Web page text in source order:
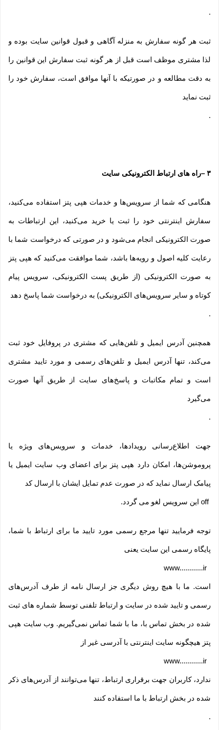
.
ثبت هر گونه سفارش به منزله آگاهی و قبول قوانین سایت بوده و
لذا مشتری موظف است قبل از هر گونه ثبت سفارش این قوانین را
به دقت مطالعه و در صورتیکه با آنها موافق است، سفارش خود را
ثبت نماید
.
۳ –راه های ارتباط الکترونیکی سایت
هنگامی که شما از سرویس‌‏ها و خدمات هپی پتز استفاده می‏‌کنید،
سفارش اینترنتی خود را ثبت یا خرید می‏‌کنید، این ارتباطات به
صورت الکترونیکی انجام می‏‌شود و در صورتی که درخواست شما با
رعایت کلیه اصول و رویه‏‌ها باشد، شما موافقت می‌‏کنید که هپی پتز
به صورت الکترونیکی (از طریق پست الکترونیکی، سرویس پیام
کوتاه و سایر سرویس‌های الکترونیکی) به درخواست شما پاسخ دهد
.
همچنین آدرس ایمیل و تلفن‌هایی که مشتری در پروفایل خود ثبت
می‌کند، تنها آدرس ایمیل و تلفن‌های رسمی و مورد تایید مشتری
است و تمام مکاتبات و پاسخ‌های سایت از طریق آنها صورت
می‌گیرد
.
جهت اطلاع‌رسانی رویدادها، خدمات و سرویس‌های ویژه یا
پروموشن‌ها، امکان دارد هپی پتز برای اعضای وب سایت ایمیل یا
پیامک ارسال نماید که در صورت عدم تمایل ایشان با ارسال کد
off این سرویس لغو می گردد.
توجه فرمایید تنها مرجع رسمی مورد تایید ما برای ارتباط با شما،
پایگاه رسمی این سایت یعنی
www............ir
است. ما با هیچ روش دیگری جز ارسال نامه از طرف آدرس‏‌های
رسمی و تایید شده در سایت و ارتباط تلفنی توسط شماره های ثبت
شده در بخش تماس با، ما با شما تماس نمی‌‏گیریم. وب سایت هپی
پتز هیچگونه سایت اینترنتی با آدرسی غیر از
www............ir
ندارد، کاربران جهت برقراری ارتباط، تنها می‏‌توانند از آدرس‌‏های ذکر
شده در بخش ارتباط با ما استفاده کنند
.